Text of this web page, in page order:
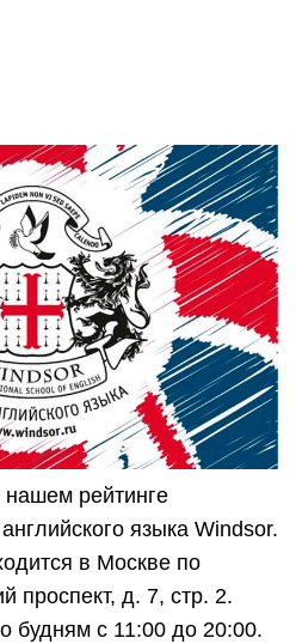
рейтинге
языка Windsor.
в Москве по
проспект, д. 7, стр. 2.
будням с 11:00 до 20:00.